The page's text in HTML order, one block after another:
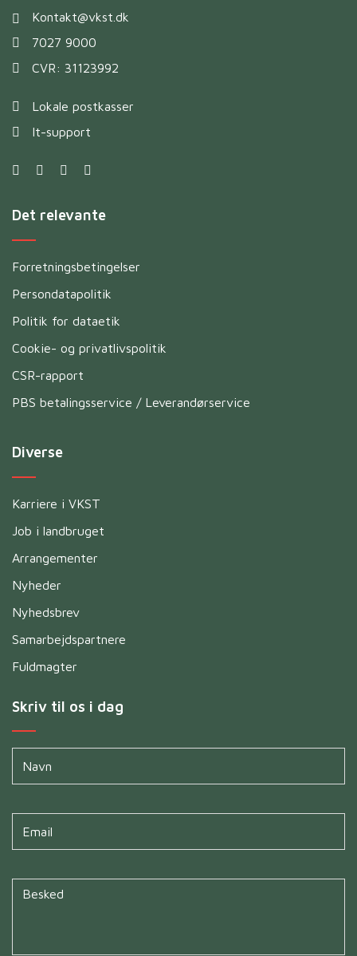
Kontakt@vkst.dk
7027 9000
CVR: 31123992
Lokale postkasser
It-support
Det relevante
Forretningsbetingelser
Persondatapolitik
Politik for dataetik
Cookie- og privatlivspolitik
CSR-rapport
PBS betalingsservice / Leverandørservice
Diverse
Karriere i VKST
Job i landbruget
Arrangementer
Nyheder
Nyhedsbrev
Samarbejdspartnere
Fuldmagter
Skriv til os i dag